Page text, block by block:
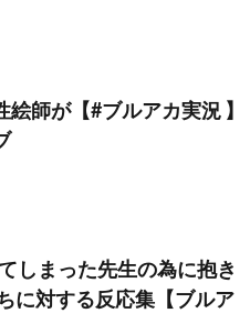
師が【#ブルアカ実況 】
しまった先生の為に抱き
に対する反応集【ブルア